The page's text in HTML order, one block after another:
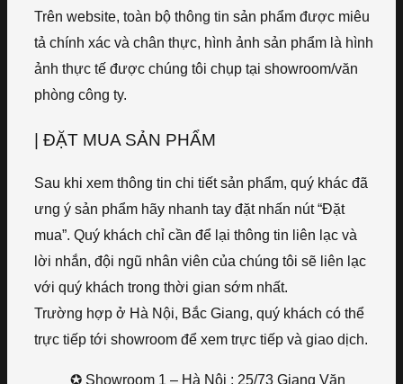
Trên website, toàn bộ thông tin sản phẩm được miêu
tả chính xác và chân thực, hình ảnh sản phẩm là hình
ảnh thực tế được chúng tôi chụp tại showroom/văn
phòng công ty.
| ĐẶT MUA SẢN PHẨM
Sau khi xem thông tin chi tiết sản phẩm, quý khác đã
ưng ý sản phẩm hãy nhanh tay đặt nhấn nút “Đặt
mua”. Quý khách chỉ cần để lại thông tin liên lạc và
lời nhắn, đội ngũ nhân viên của chúng tôi sẽ liên lạc
với quý khách trong thời gian sớm nhất.
Trường hợp ở Hà Nội, Bắc Giang, quý khách có thể
trực tiếp tới showroom để xem trực tiếp và giao dịch.
✪ Showroom 1 – Hà Nội : 25/73 Giang Văn